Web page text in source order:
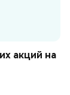
акций на